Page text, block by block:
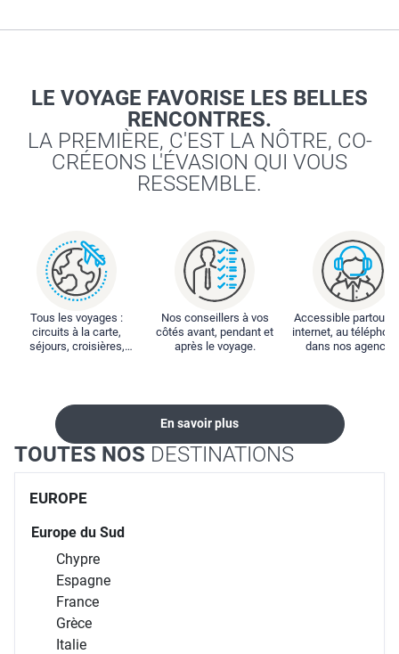
LE VOYAGE FAVORISE LES BELLES
RENCONTRES.
LA PREMIÈRE, C'EST LA NÔTRE, CO-
CRÉEONS L'ÉVASION QUI VOUS
RESSEMBLE.
Tous les voyages :
circuits à la carte,
séjours, croisières,
Nos conseillers à vos
côtés avant, pendant et
après le voyage.
Accessible partout :
internet, au
dans nos
En savoir plus
TOUTES NOS DESTINATIONS
EUROPE
Europe du Sud
Chypre
Espagne
France
Grèce
Italie